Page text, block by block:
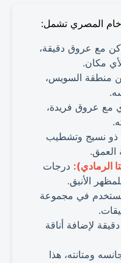
المصري تشمل:
مع عروق دقيقة،
مكان.
منطقة السويس،
مع عروق فريدة،
ذو نسيج وتشطيب
العمق.
الرمادي): درجات
الأنيق.
تستخدم في مجموعة
لإضافة أناقة
ومتانته، هذا